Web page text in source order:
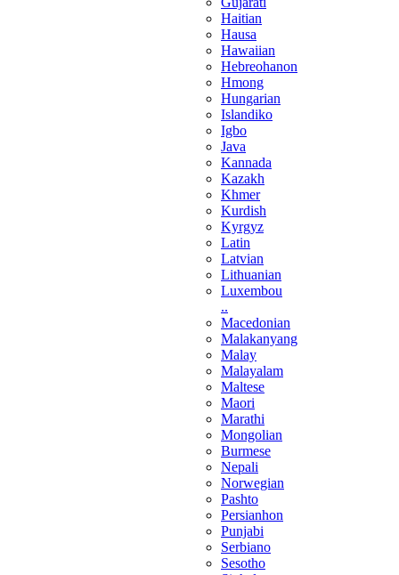
Haitian
Hausa
Hawaiian
Hebreohanon
Hmong
Hungarian
Islandiko
Igbo
Java
Kannada
Kazakh
Khmer
Kurdish
Kyrgyz
Latin
Latvian
Lithuanian
Luxembou
..
Macedonian
Malakanyang
Malay
Malayalam
Maltese
Maori
Marathi
Mongolian
Burmese
Nepali
Norwegian
Pashto
Persianhon
Punjabi
Serbiano
Sesotho